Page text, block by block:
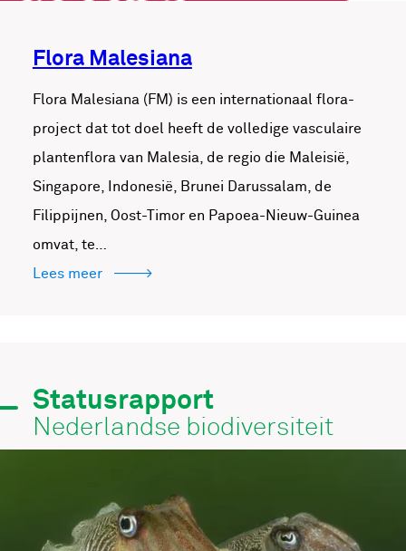
Flora Malesiana
Flora Malesiana (FM) is een internationaal flora-
project dat tot doel heeft de volledige vasculaire
plantenflora van Malesia, de regio die Maleisië,
Singapore, Indonesië, Brunei Darussalam, de
Filippijnen, Oost-Timor en Papoea-Nieuw-Guinea
omvat, te…
Lees meer
Statusrapport
Nederlandse biodiversiteit